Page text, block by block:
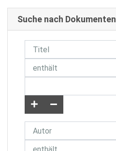
Suche nach Dokumenten